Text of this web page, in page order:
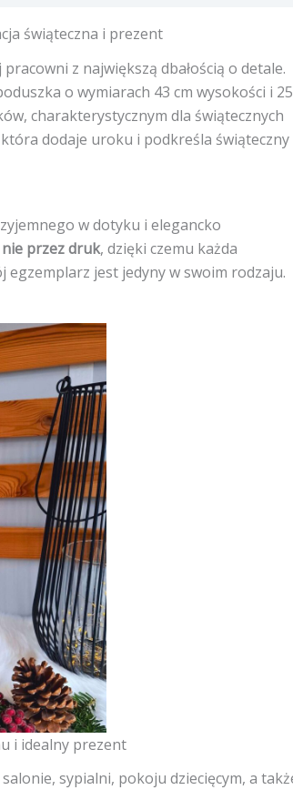
świąteczna i prezent
z największą dbałością o detale.
o wymiarach 43 cm wysokości i 25
charakterystycznym dla świątecznych
dodaje uroku i podkreśla świąteczny
w dotyku i elegancko
nie przez druk, dzięki czemu każda
jest jedyny w swoim rodzaju.
i idealny prezent
sypialni, pokoju dziecięcym, a